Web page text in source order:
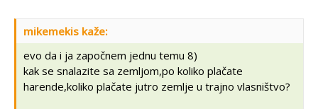
mikemekis kaže:
evo da i ja započnem jednu temu 8)
kak se snalazite sa zemljom,po koliko plačate
harende,koliko plačate jutro zemlje u trajno vlasništvo?